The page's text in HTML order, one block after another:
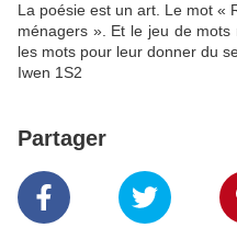
La poésie est un art. Le mot «
ménagers ». Et le jeu de
les mots pour leur donner du
Iwen 1S2
Partager